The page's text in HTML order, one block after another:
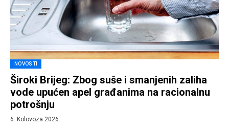
NOVOSTI
Široki Brijeg: Zbog suše i smanjenih zaliha
vode upućen apel građanima na racionalnu
potrošnju
6. Kolovoza 2026.